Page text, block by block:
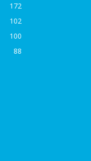
172
102
100
88